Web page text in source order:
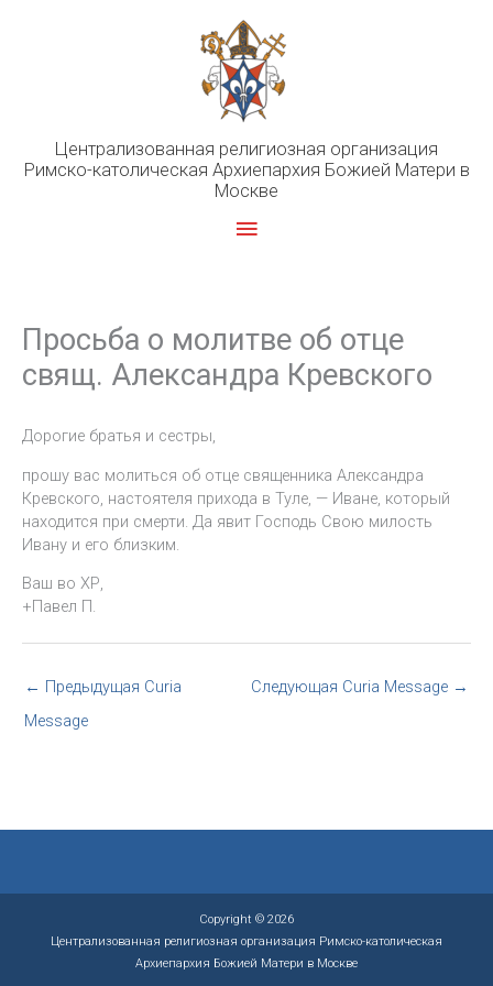
Централизованная религиозная организация
Римско-католическая Архиепархия Божией Матери в
Москве
Главное
Просьба о молитве об отце
свящ. Александра Кревского
Дорогие братья и сестры,
прошу вас молиться об отце священника Александра
Кревского, настоятеля прихода в Туле, — Иване, который
находится при смерти. Да явит Господь Свою милость
Ивану и его близким.
Ваш во ХР,
+Павел П.
← Предыдущая Curia
Message
Следующая Curia Message →
Copyright © 2026
Централизованная религиозная организация Римско-католическая
Архиепархия Божией Матери в Москве